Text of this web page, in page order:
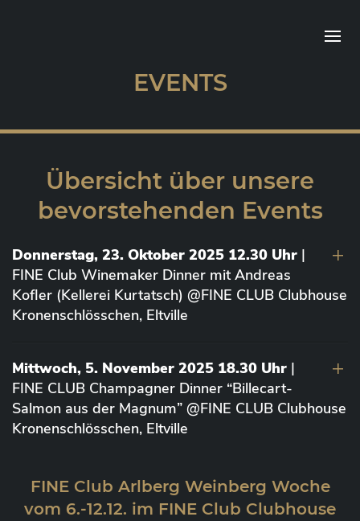
EVENTS
Übersicht über unsere
bevorstehenden Events
Donnerstag, 23. Oktober 2025 12.30 Uhr |
FINE Club Winemaker Dinner mit Andreas
Kofler (Kellerei Kurtatsch) @FINE CLUB Clubhouse
Kronenschlösschen, Eltville
Mittwoch, 5. November 2025 18.30 Uhr |
FINE CLUB Champagner Dinner “Billecart-
Salmon aus der Magnum” @FINE CLUB Clubhouse
Kronenschlösschen, Eltville
FINE Club Arlberg Weinberg Woche
vom 6.-12.12. im FINE Club Clubhouse